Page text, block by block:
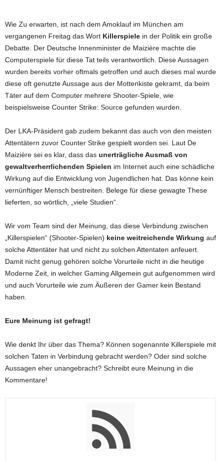
Wie Zu erwarten, ist nach dem Amoklauf im München am
vergangenen Freitag das Wort Killerspiele in der Politik ein große
Debatte. Der Deutsche Innenminister de Maizière machte die
Computerspiele für diese Tat teils verantwortlich. Diese Aussagen
wurden bereits vorher oftmals getroffen und auch dieses mal wurde
diese oft genutzte Aussage aus der Mottenkiste gekramt, da beim
Täter auf dem Computer mehrere Shooter-Spiele, wie
beispielsweise Counter Strike: Source gefunden wurden.
Der LKA-Präsident gab zudem bekannt das auch von den meisten
Attentätern zuvor Counter Strike gespielt worden sei. Laut De
Maizière sei es klar, dass das unerträgliche Ausmaß von
gewaltverherrlichenden Spielen im Internet auch eine schädliche
Wirkung auf die Entwicklung von Jugendlichen hat. Das könne kein
vernünftiger Mensch bestreiten. Belege für diese gewagte These
lieferten, so wörtlich, „viele Studien“.
Wir vom Team sind der Meinung, das diese Verbindung zwischen
„Killerspielen“ (Shooter-Spielen) keine weitreichende Wirkung auf
solche Attentäter hat und nicht zu solchen Attentaten anfeuert.
Damit nicht genug gehören solche Vorurteile nicht in die heutige
Moderne Zeit, in welcher Gaming Allgemein gut aufgenommen wird
und auch Vorurteile wie zum Äußeren der Gamer kein Bestand
haben.
Eure Meinung ist gefragt!
Wie denkt Ihr über das Thema? Können sogenannte Killerspiele mit
solchen Taten in Verbindung gebracht werden? Oder sind solche
Aussagen eher unangebracht? Schreibt eure Meinung in die
Kommentare!